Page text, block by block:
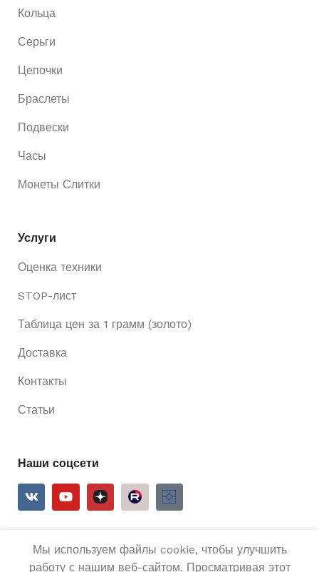
Кольца
Серьги
Цепочки
Браслеты
Подвески
Часы
Монеты Слитки
Услуги
Оценка техники
STOP-лист
Таблица цен за 1 грамм (золото)
Доставка
Контакты
Статьи
Наши соцсети
Ривьера 24 Все права защищены.
Мы используем файлы cookie, чтобы улучшить
работу с нашим веб-сайтом. Просматривая этот